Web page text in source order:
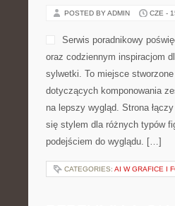
POSTED BY ADMIN CZE -
Serwis poradnikowy
oraz codziennym inspiracjom
sylwetki. To miejsce
dotyczących komponowania
na lepszy wygląd. Strona
się stylem dla różnych typów
podejściem do wyglądu. […]
CATEGORIES: AI W GRAFICE I